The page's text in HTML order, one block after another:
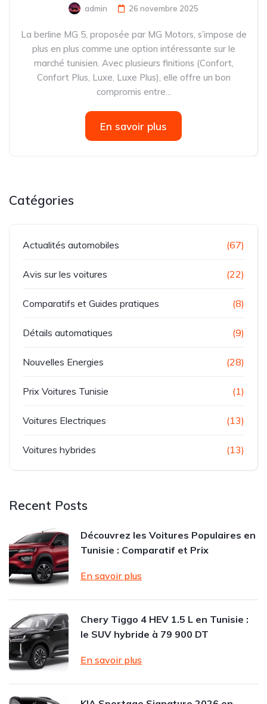
admin 26 novembre 2025
La berline MG 5, proposée par MG Motors, s’impose de
plus en plus comme une option intéressante sur le
marché tunisien. Avec plusieurs finitions (Confort,
Confort Plus, Luxe, Luxe Plus), elle offre un bon
compromis entre...
En savoir plus
Catégories
Actualités automobiles (67)
Avis sur les voitures (22)
Comparatifs et Guides pratiques (8)
Détails automatiques (9)
Nouvelles Energies (28)
Prix Voitures Tunisie (1)
Voitures Electriques (13)
Voitures hybrides (13)
Recent Posts
Découvrez les Voitures Populaires en
Tunisie : Comparatif et Prix
En savoir plus
Chery Tiggo 4 HEV 1.5 L en Tunisie :
le SUV hybride à 79 900 DT
En savoir plus